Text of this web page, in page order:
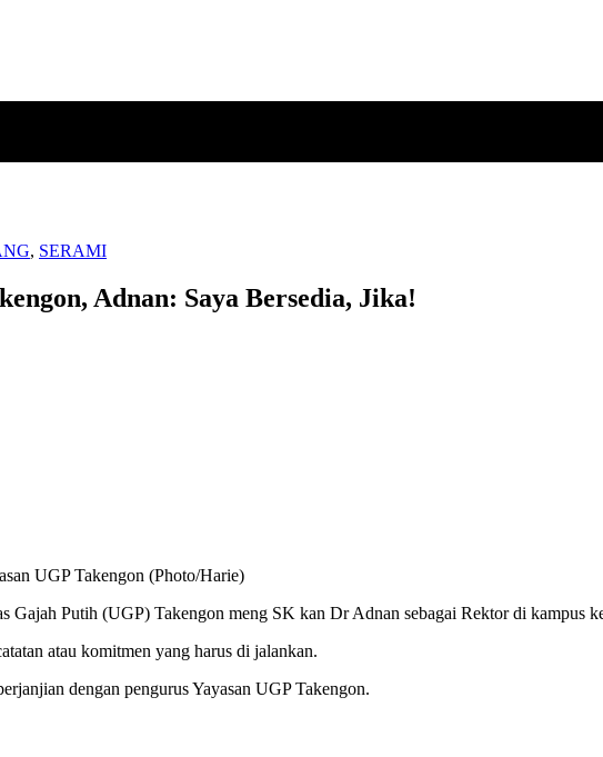
, SERAMI
Adnan: Saya Bersedia, Jika!
UGP Takengon (Photo/Harie)
Gajah Putih (UGP) Takengon meng SK kan Dr Adnan sebagai Rektor di kampus
atau komitmen yang harus di jalankan.
dengan pengurus Yayasan UGP Takengon.